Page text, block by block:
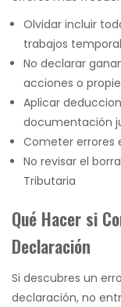
Olvidar incluir
trabajos
No declarar
acciones o
Aplicar
documentación
Cometer errores
No revisar el
Tributaria
Qué Hacer si
Declaración
Si descubres un
declaración, no